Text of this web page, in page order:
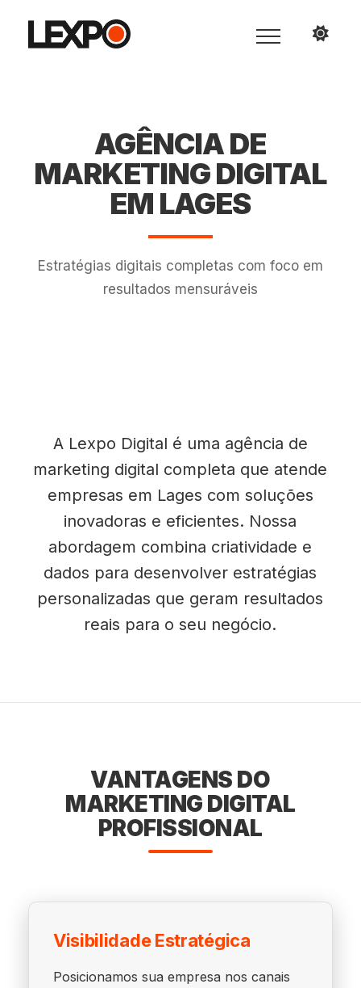
AGÊNCIA DE
MARKETING DIGITAL
EM LAGES
Estratégias digitais completas com foco em
resultados mensuráveis
A Lexpo Digital é uma agência de
marketing digital completa que atende
empresas em Lages com soluções
inovadoras e eficientes. Nossa
abordagem combina criatividade e
dados para desenvolver estratégias
personalizadas que geram resultados
reais para o seu negócio.
VANTAGENS DO
MARKETING DIGITAL
PROFISSIONAL
Visibilidade Estratégica
Posicionamos sua empresa nos canais